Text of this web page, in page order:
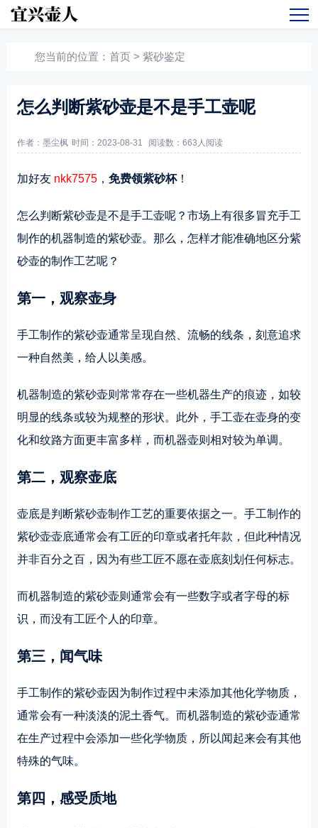
您当前的位置： 首页 > 紫砂鉴定
怎么判断紫砂壶是不是手工壶呢
作者：墨尘枫 时间：2023-08-31 阅读数： 663人阅读
加好友 nkk7575， 免费领紫砂杯！
怎么判断紫砂壶是不是手工壶呢？市场上有很多冒充手工
制作的机器制造的紫砂壶。那么，怎样才能准确地区分紫
砂壶的制作工艺呢？
第一，观察壶身
手工制作的紫砂壶通常呈现自然、流畅的线条，刻意追求
一种自然美，给人以美感。
机器制造的紫砂壶则常常存在一些机器生产的痕迹，如较
明显的线条或较为规整的形状。此外，手工壶在壶身的变
化和纹路方面更丰富多样，而机器壶则相对较为单调。
第二，观察壶底
壶底是判断紫砂壶制作工艺的重要依据之一。手工制作的
紫砂壶壶底通常会有工匠的印章或者托年款，但此种情况
并非百分之百，因为有些工匠不愿在壶底刻划任何标志。
而机器制造的紫砂壶则通常会有一些数字或者字母的标
识，而没有工匠个人的印章。
第三，闻气味
手工制作的紫砂壶因为制作过程中未添加其他化学物质，
通常会有一种淡淡的泥土香气。而机器制造的紫砂壶通常
在生产过程中会添加一些化学物质，所以闻起来会有其他
特殊的气味。
第四，感受质地